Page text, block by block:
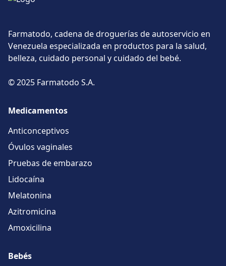
Farmatodo, cadena de droguerías de autoservicio en
Venezuela especializada en productos para la salud,
belleza, cuidado personal y cuidado del bebé.
© 2025 Farmatodo S.A.
Medicamentos
Anticonceptivos
Óvulos vaginales
Pruebas de embarazo
Lidocaína
Melatonina
Azitromicina
Amoxicilina
Bebés